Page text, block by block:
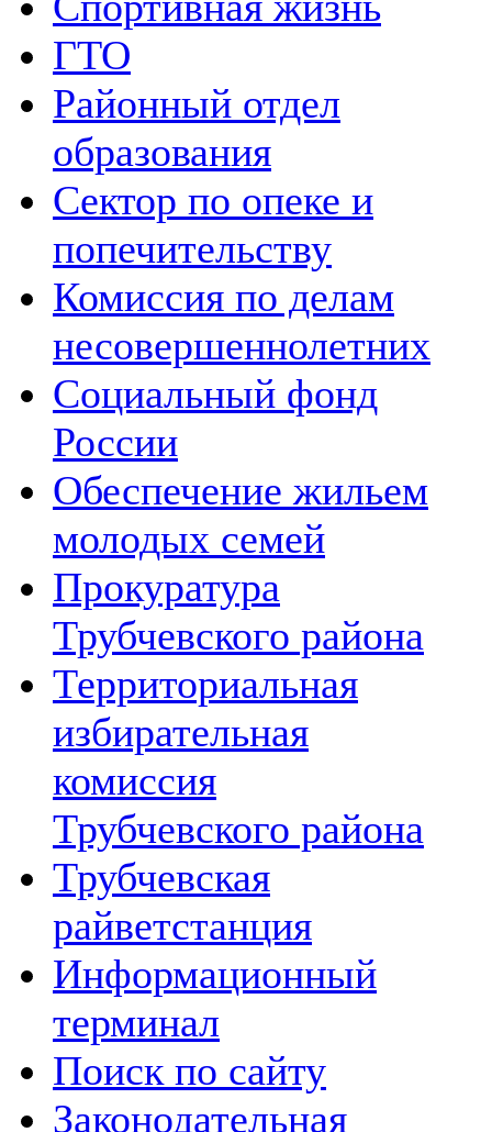
ГТО
Районный отдел
образования
Сектор по опеке и
попечительству
Комиссия по делам
несовершеннолетних
Социальный фонд
России
Обеспечение жильем
молодых семей
Прокуратура
Трубчевского района
Территориальная
избирательная
комиссия
Трубчевского района
Трубчевская
райветстанция
Информационный
терминал
Поиск по сайту
Законодательная